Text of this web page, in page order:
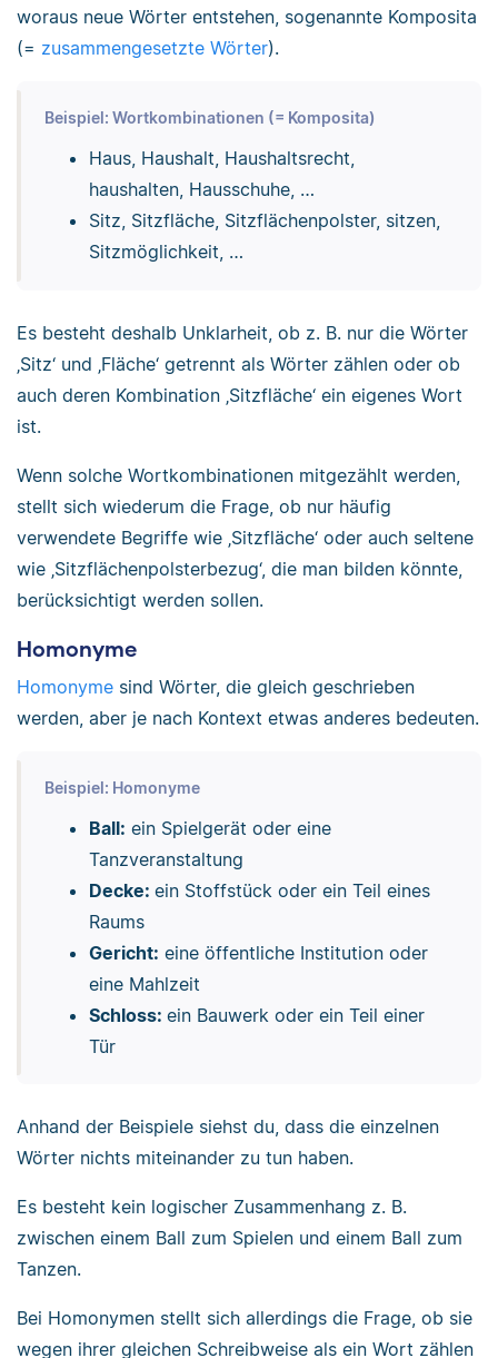
woraus neue Wörter entstehen, sogenannte Komposita
(= zusammengesetzte Wörter).
Beispiel: Wortkombinationen (= Komposita)
Haus, Haushalt, Haushaltsrecht,
haushalten, Hausschuhe, …
Sitz, Sitzfläche, Sitzflächenpolster, sitzen,
Sitzmöglichkeit, …
Es besteht deshalb Unklarheit, ob z. B. nur die Wörter
‚Sitz‘ und ‚Fläche‘ getrennt als Wörter zählen oder ob
auch deren Kombination ‚Sitzfläche‘ ein eigenes Wort
ist.
Wenn solche Wortkombinationen mitgezählt werden,
stellt sich wiederum die Frage, ob nur häufig
verwendete Begriffe wie ‚Sitzfläche‘ oder auch seltene
wie ‚Sitzflächenpolsterbezug‘, die man bilden könnte,
berücksichtigt werden sollen.
Homonyme
Homonyme sind Wörter, die gleich geschrieben
werden, aber je nach Kontext etwas anderes bedeuten.
Beispiel: Homonyme
Ball: ein Spielgerät oder eine
Tanzveranstaltung
Decke: ein Stoffstück oder ein Teil eines
Raums
Gericht: eine öffentliche Institution oder
eine Mahlzeit
Schloss: ein Bauwerk oder ein Teil einer
Tür
Anhand der Beispiele siehst du, dass die einzelnen
Wörter nichts miteinander zu tun haben.
Es besteht kein logischer Zusammenhang z. B.
zwischen einem Ball zum Spielen und einem Ball zum
Tanzen.
Bei Homonymen stellt sich allerdings die Frage, ob sie
wegen ihrer gleichen Schreibweise als ein Wort zählen